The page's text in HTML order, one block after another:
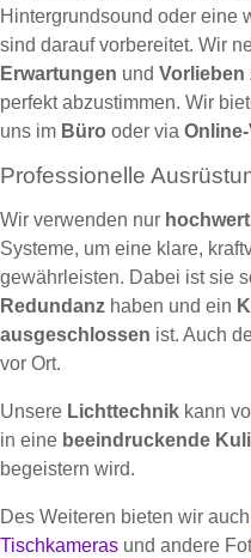
Hintergrundsound oder eine
sind darauf vorbereitet. Wir
Erwartungen und Vorlieben
perfekt abzustimmen. Wir
uns im Büro oder via Online-
Professionelle
Wir verwenden nur
Systeme, um eine klare,
gewährleisten. Dabei ist sie
Redundanz haben und ein
ausgeschlossen ist. Auch
vor Ort.
Unsere Lichttechnik kann
in eine beeindruckende
begeistern wird.
Des Weiteren bieten wir auch
Tischkameras und andere